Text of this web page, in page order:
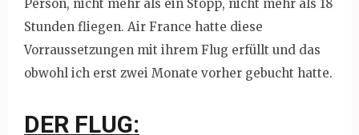
Person, nicht mehr als ein Stopp, nicht mehr als 18
Stunden fliegen. Air France hatte diese
Vorraussetzungen mit ihrem Flug erfüllt und das
obwohl ich erst zwei Monate vorher gebucht hatte.
DER FLUG: